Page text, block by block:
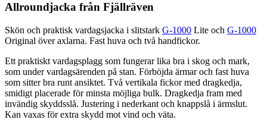
Allroundjacka från Fjällräven
Skön och praktisk vardagsjacka i slitstark G-1000 Lite och G-1000
Original över axlarna. Fast huva och två handfickor.
Ett praktiskt vardagsplagg som fungerar lika bra i skog och mark,
som under vardagsärenden på stan. Förböjda ärmar och fast huva
som sitter bra runt ansiktet. Två vertikala fickor med dragkedja,
smidigt placerade för minsta möjliga bulk. Dragkedja fram med
invändig skyddsslå. Justering i nederkant och knappslå i ärmslut.
Kan vaxas för extra skydd mot vind och väta.